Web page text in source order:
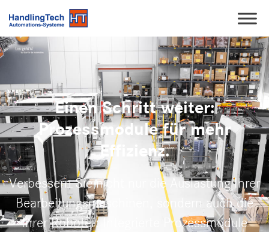
Einen Schritt weiter:
Prozessmodule für mehr
Effizienz.
Verbessern Sie nicht nur die Auslastung Ihrer
Bearbeitungsmaschinen, sondern auch die
Ihrer Roboter: Integrierte Prozessmodule